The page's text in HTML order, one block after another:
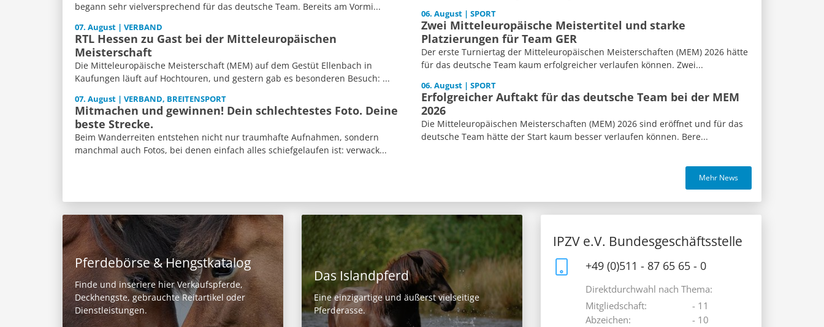
begann sehr vielversprechend für das deutsche Team. Bereits am Vormi...
07. August | VERBAND
RTL Hessen zu Gast bei der Mitteleuropäischen
Meisterschaft
Die Mitteleuropäische Meisterschaft (MEM) auf dem Gestüt Ellenbach in
Kaufungen läuft auf Hochtouren, und gestern gab es besonderen Besuch: ...
07. August | VERBAND, BREITENSPORT
Mitmachen und gewinnen! Dein schlechtestes Foto. Deine
beste Strecke.
Beim Wanderreiten entstehen nicht nur traumhafte Aufnahmen, sondern
manchmal auch Fotos, bei denen einfach alles schiefgelaufen ist: verwack...
06. August | SPORT
Zwei Mitteleuropäische Meistertitel und starke
Platzierungen für Team GER
Der erste Turniertag der Mitteleuropäischen Meisterschaften (MEM) 2026 hätte
für das deutsche Team kaum erfolgreicher verlaufen können. Zwei...
06. August | SPORT
Erfolgreicher Auftakt für das deutsche Team bei der MEM
2026
Die Mitteleuropäischen Meisterschaften (MEM) 2026 sind eröffnet und für das
deutsche Team hätte der Start kaum besser verlaufen können. Bere...
Mehr News
Pferdebörse & Hengstkatalog
Finde und inseriere hier Verkaufspferde,
Deckhengste, gebrauchte Reitartikel oder
Dienstleistungen.
Das Islandpferd
Eine einzigartige und äußerst vielseitige
Pferderasse.
IPZV e.V. Bundesgeschäftsstelle
+49 (0)511 - 87 65 65 - 0
Direktdurchwahl nach Thema:
Mitgliedschaft:
Abzeichen:
- 11
- 10